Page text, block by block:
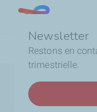
Newsletter
Restons en
trimestrielle.
Lebanon
d'Ariane
Accueil